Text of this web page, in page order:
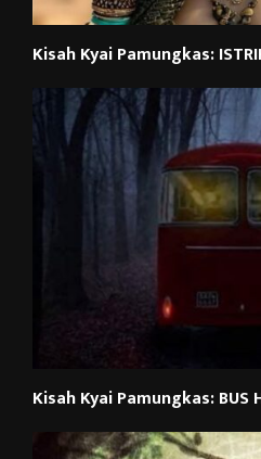
Kisah Kyai Pamungkas:
Kisah Kyai Pamungkas: BUS